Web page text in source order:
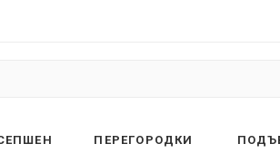
ПЕРЕГОРОДКИ